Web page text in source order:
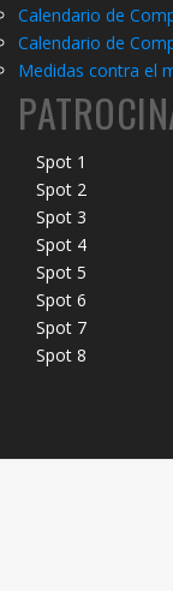
Calendario de
Calendario de
Medidas contra el
Spot 1
Spot 2
Spot 3
Spot 4
Spot 5
Spot 6
Spot 7
Spot 8